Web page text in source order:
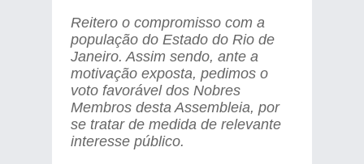
Reitero o compromisso com a
população do Estado do Rio de
Janeiro. Assim sendo, ante a
motivação exposta, pedimos o
voto favorável dos Nobres
Membros desta Assembleia, por
se tratar de medida de relevante
interesse público.